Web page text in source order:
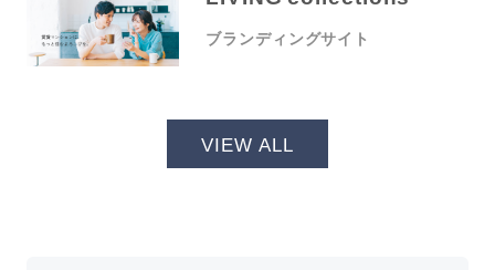
ブランディングサイト
VIEW ALL